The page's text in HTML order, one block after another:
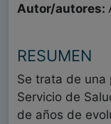
Autor/autores:
RESUMEN
Se trata de una
Servicio de
de años de